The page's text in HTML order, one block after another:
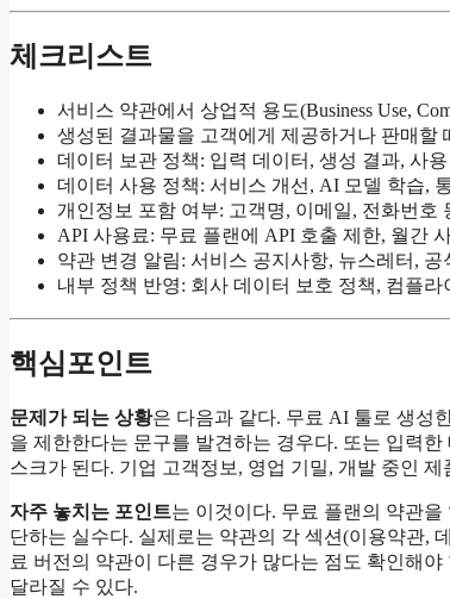
체크리스트
서비스 약관에서 상업적 용도(Business Use,
생성된 결과물을 고객에게 제공하거나 판매할
데이터 보관 정책: 입력 데이터, 생성 결과, 사
데이터 사용 정책: 서비스 개선, AI 모델 학습,
개인정보 포함 여부: 고객명, 이메일, 전화번
API 사용료: 무료 플랜에 API 호출 제한, 월간
약관 변경 알림: 서비스 공지사항, 뉴스레터, 공
내부 정책 반영: 회사 데이터 보호 정책, 컴플
핵심포인트
문제가 되는 상황은 다음과 같다. 무료 AI 툴로 생성
을 제한한다는 문구를 발견하는 경우다. 또는 입력
스크가 된다. 기업 고객정보, 영업 기밀, 개발 중인
자주 놓치는 포인트는 이것이다. 무료 플랜의 약관
단하는 실수다. 실제로는 약관의 각 섹션(이용약관,
료 버전의 약관이 다른 경우가 많다는 점도 확인해
달라질 수 있다.